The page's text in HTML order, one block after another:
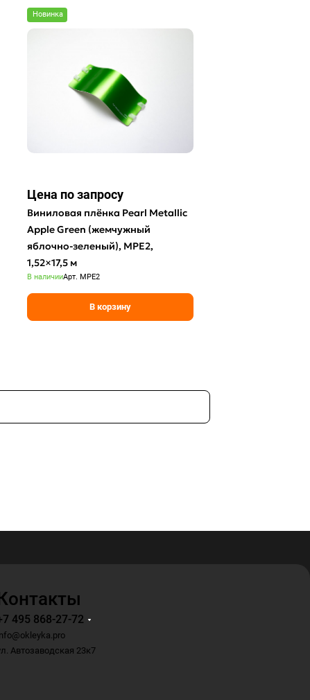
Новинка
Цена по запросу
Виниловая плёнка Pearl Metallic
Apple Green (жемчужный
яблочно-зеленый), MPE2,
1,52×17,5 м
В наличииАрт. MPE2
В корзину
495 868-27-72
Автозаводская 23к7